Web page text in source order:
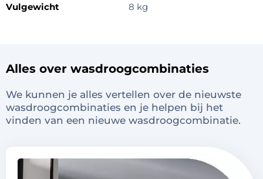
Vulgewicht
8 kg
Alles over wasdroogcombinaties
We kunnen je alles vertellen over de nieuwste
wasdroogcombinaties en je helpen bij het
vinden van een nieuwe wasdroogcombinatie.